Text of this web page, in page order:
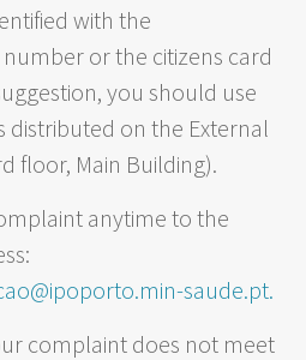
with the
or the citizens card
you should use
distributed on the External
floor, Main Building).
anytime to the
saude.pt.
complaint does not meet